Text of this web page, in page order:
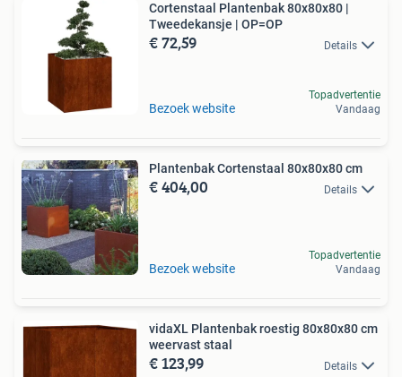
Cortenstaal Plantenbak 80x80x80 |
Tweedekansje | OP=OP
€ 72,59 Details
Bezoek website
Topadvertentie
Vandaag
Plantenbak Cortenstaal 80x80x80 cm
€ 404,00 Details
Bezoek website
Topadvertentie
Vandaag
vidaXL Plantenbak roestig 80x80x80 cm
weervast staal
€ 123,99 Details